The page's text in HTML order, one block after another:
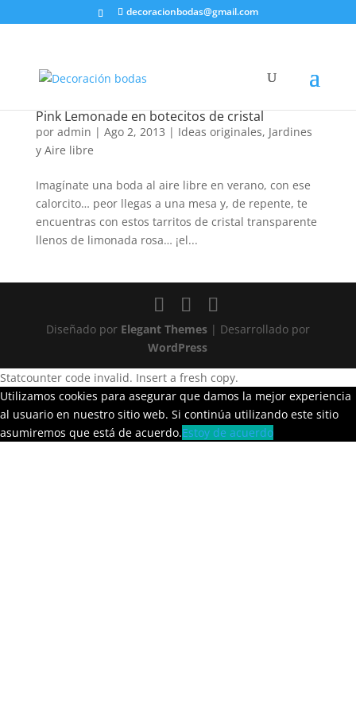
decoracionbodas@gmail.com
Pink Lemonade en botecitos de cristal
por admin | Ago 2, 2013 | Ideas originales, Jardines
y Aire libre
Imagínate una boda al aire libre en verano, con ese
calorcito… peor llegas a una mesa y, de repente, te
encuentras con estos tarritos de cristal transparente
llenos de limonada rosa… ¡el...
Diseñado por Elegant Themes| Desarrollado por
WordPress
Statcounter code invalid. Insert a fresh copy.
Utilizamos cookies para asegurar que damos la mejor experiencia
al usuario en nuestro sitio web. Si continúa utilizando este sitio
asumiremos que está de acuerdo.Estoy de acuerdo